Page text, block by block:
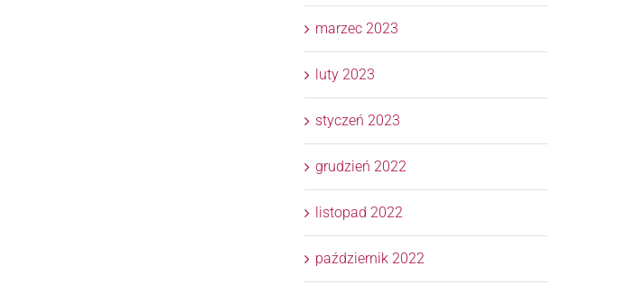
marzec 2023
luty 2023
styczeń 2023
grudzień 2022
listopad 2022
październik 2022